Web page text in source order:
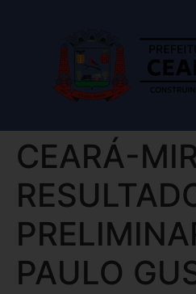
CEARÁ-
PAULO